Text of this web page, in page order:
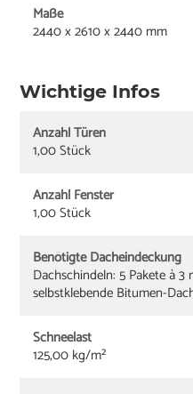
Maße
2440 x 2610 x 2440 mm
Wichtige Infos
Anzahl Türen
1,00 Stück
Anzahl Fenster
1,00 Stück
Benötigte Dacheindeckung
Dachschindeln: 5 Pakete à 3
selbstklebende Bitumen-
Schneelast
125,00 kg/m²